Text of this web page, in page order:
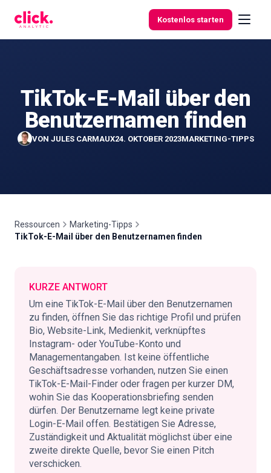
Kostenlos starten
Funktionen
Kostenlose
Tools
TikTok-E-Mail über den
Benutzernamen finden
VON JULES CARMAUX24. OKTOBER 2023MARKETING-TIPPS
Ressourcen
Marketing-Tipps
TikTok-E-Mail über den Benutzernamen finden
KURZE ANTWORT
Um eine TikTok-E-Mail über den Benutzernamen
zu finden, öffnen Sie das richtige Profil und prüfen
Bio, Website-Link, Medienkit, verknüpftes
Instagram- oder YouTube-Konto und
Managementangaben. Ist keine öffentliche
Geschäftsadresse vorhanden, nutzen Sie einen
TikTok-E-Mail-Finder oder fragen per kurzer DM,
wohin Sie das Kooperationsbriefing senden
dürfen. Der Benutzername legt keine private
Login-E-Mail offen. Bestätigen Sie Adresse,
Zuständigkeit und Aktualität möglichst über eine
zweite direkte Quelle, bevor Sie einen Pitch
verschicken.